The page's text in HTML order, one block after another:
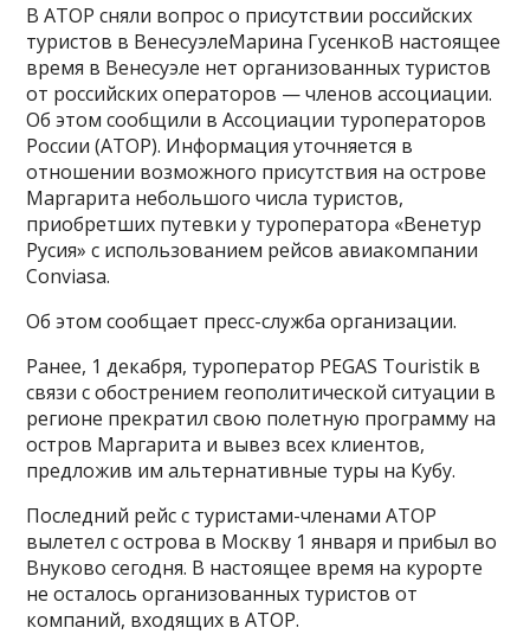
В АТОР сняли вопрос о присутствии российских
туристов в ВенесуэлеМарина ГусенкоВ настоящее
время в Венесуэле нет организованных туристов
от российских операторов — членов ассоциации.
Об этом сообщили в Ассоциации туроператоров
России (АТОР). Информация уточняется в
отношении возможного присутствия на острове
Маргарита небольшого числа туристов,
приобретших путевки у туроператора «Венетур
Русия» с использованием рейсов авиакомпании
Conviasa.
Об этом сообщает пресс-служба организации.
Ранее, 1 декабря, туроператор PEGAS Touristik в
связи с обострением геополитической ситуации в
регионе прекратил свою полетную программу на
остров Маргарита и вывез всех клиентов,
предложив им альтернативные туры на Кубу.
Последний рейс с туристами-членами АТОР
вылетел с острова в Москву 1 января и прибыл во
Внуково сегодня. В настоящее время на курорте
не осталось организованных туристов от
компаний, входящих в АТОР.